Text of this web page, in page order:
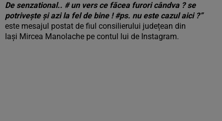
De senzational.. # un vers ce făcea furori cândva ? se
potrivește și azi la fel de bine ! #ps. nu este cazul aici ?”
este mesajul postat de fiul consilierului județean din
Iași Mircea Manolache pe contul lui de Instagram.